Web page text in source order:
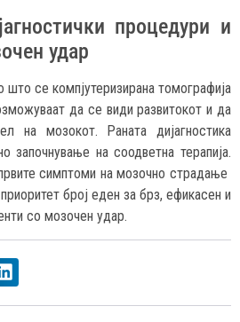
процедури и
удар
што се компјутеризирана томографија
да се види развитокот и да
на мозокот. Раната дијагностика
започнување на соодветна терапија.
симптоми на мозочно страдање
број еден за брз, ефикасен и
со мозочен удар.